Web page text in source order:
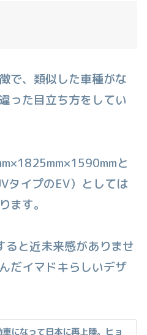
で、類似した車種がな
った目立ち方をしてい
と
タイプのEV）としては
ます。
ると近未来感がありませ
だイマドキらしいデザ
になって日本に再上陸。ヒョ